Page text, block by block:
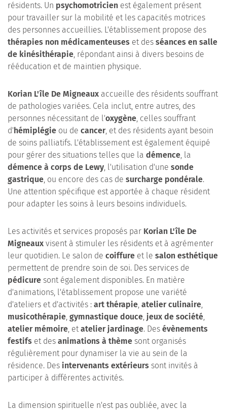
résidents. Un psychomotricien est également présent
pour travailler sur la mobilité et les capacités motrices
des personnes accueillies. L'établissement propose des
thérapies non médicamenteuses et des séances en salle
de kinésithérapie, répondant ainsi à divers besoins de
rééducation et de maintien physique.
Korian L'île De Migneaux accueille des résidents souffrant
de pathologies variées. Cela inclut, entre autres, des
personnes nécessitant de l'oxygène, celles souffrant
d'hémiplégie ou de cancer, et des résidents ayant besoin
de soins palliatifs. L'établissement est également équipé
pour gérer des situations telles que la démence, la
démence à corps de Lewy, l'utilisation d'une sonde
gastrique, ou encore des cas de surcharge pondérale.
Une attention spécifique est apportée à chaque résident
pour adapter les soins à leurs besoins individuels.
Les activités et services proposés par Korian L'île De
Migneaux visent à stimuler les résidents et à agrémenter
leur quotidien. Le salon de coiffure et le salon esthétique
permettent de prendre soin de soi. Des services de
pédicure sont également disponibles. En matière
d'animations, l'établissement propose une variété
d'ateliers et d'activités : art thérapie, atelier culinaire,
musicothérapie, gymnastique douce, jeux de société,
atelier mémoire, etatelier jardinage. Des évènements
festifs et des animations à thème sont organisés
régulièrement pour dynamiser la vie au sein de la
résidence. Des intervenants extérieurs sont invités à
participer à différentes activités.
La dimension spirituelle n'est pas oubliée, avec la